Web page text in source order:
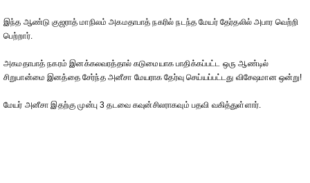
இந்த ஆண்டு குஜராத் மாநிலம் அகமதாபாத் நகரில் நடந்த மேயர் தேர்தலில் அபார வெற்றி
பெற்றார்.
அகமதாபாத் நகரம் இனக்கலவரத்தால் கடுமையாக பாதிக்கப்பட்ட ஒரு ஆண்டில்
சிறுபான்மை இனத்தை சேர்ந்த அனீசா மேயராக தேர்வு செய்யப்பட்டது விசேஷமான ஒன்று!
மேயர் அனீசா இதற்கு முன்பு 3 தடவை கவுன்சிலராகவும் பதவி வகித்துள்ளார்.